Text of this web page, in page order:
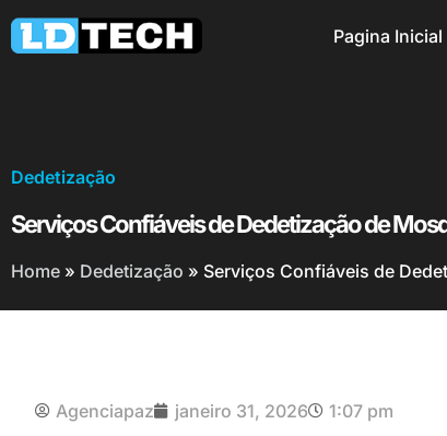
Pagina Inicial
Dedetização
Serviços Confiáveis de Dedetização de
Home » Dedetização » Serviços Confiáveis de
Agenciapaz janeiro 31, 2026 1:07 pm